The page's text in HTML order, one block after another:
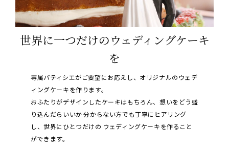
世界に一つだけのウェディングケーキ
を
専属パティシエがご要望にお応えし、オリジナルのウェデ
ィングケーキを作ります。
おふたりがデザインしたケーキはもちろん、想いをどう盛
り込んだらいいか分からない方でも丁寧にヒアリング
し、世界にひとつだけの ウェディングケーキを作ること
ができます。